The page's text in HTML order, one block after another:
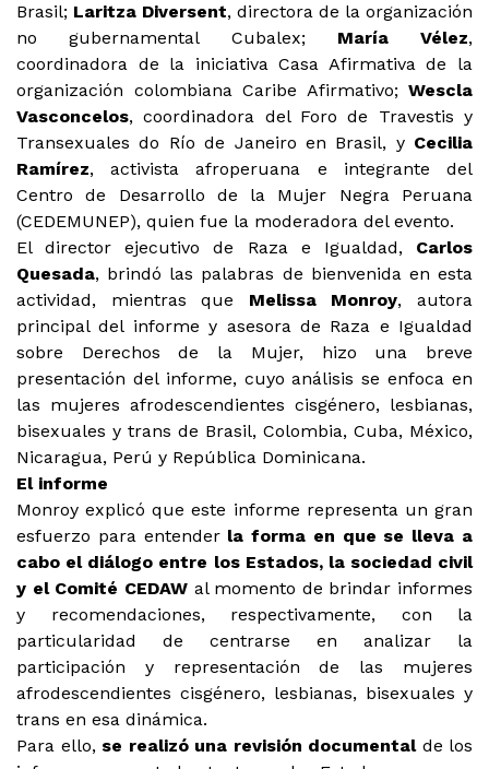
Brasil; Laritza Diversent, directora de la organización
no gubernamental Cubalex; María Vélez,
coordinadora de la iniciativa Casa Afirmativa de la
organización colombiana Caribe Afirmativo; Wescla
Vasconcelos, coordinadora del Foro de Travestis y
Transexuales do Río de Janeiro en Brasil, y Cecilia
Ramírez, activista afroperuana e integrante del
Centro de Desarrollo de la Mujer Negra Peruana
(CEDEMUNEP), quien fue la moderadora del evento.
El director ejecutivo de Raza e Igualdad, Carlos
Quesada, brindó las palabras de bienvenida en esta
actividad, mientras que Melissa Monroy, autora
principal del informe y asesora de Raza e Igualdad
sobre Derechos de la Mujer, hizo una breve
presentación del informe, cuyo análisis se enfoca en
las mujeres afrodescendientes cisgénero, lesbianas,
bisexuales y trans de Brasil, Colombia, Cuba, México,
Nicaragua, Perú y República Dominicana.
El informe
Monroy explicó que este informe representa un gran
esfuerzo para entenderla forma en que se lleva a
cabo el diálogo entre los Estados, la sociedad civil
y el Comité CEDAWal momento de brindar informes
y recomendaciones, respectivamente, con la
particularidad de centrarse en analizar la
participación y representación de las mujeres
afrodescendientes cisgénero, lesbianas, bisexuales y
trans en esa dinámica.
Para ello, se realizó una revisión documentalde los